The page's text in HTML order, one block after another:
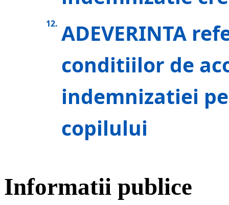
ADEVERINTA
conditiilor de
indemnizatiei
copilului
Informatii publice